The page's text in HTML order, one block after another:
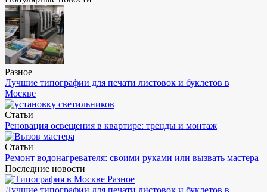
Разное
Лучшие типографии для печати листовок и буклетов в
Москве
Статьи
Реновация освещения в квартире: тренды и монтаж
Статьи
Ремонт водонагревателя: своими руками или вызвать мастера
Последние новости
Разное
Лучшие типографии для печати листовок и буклетов в